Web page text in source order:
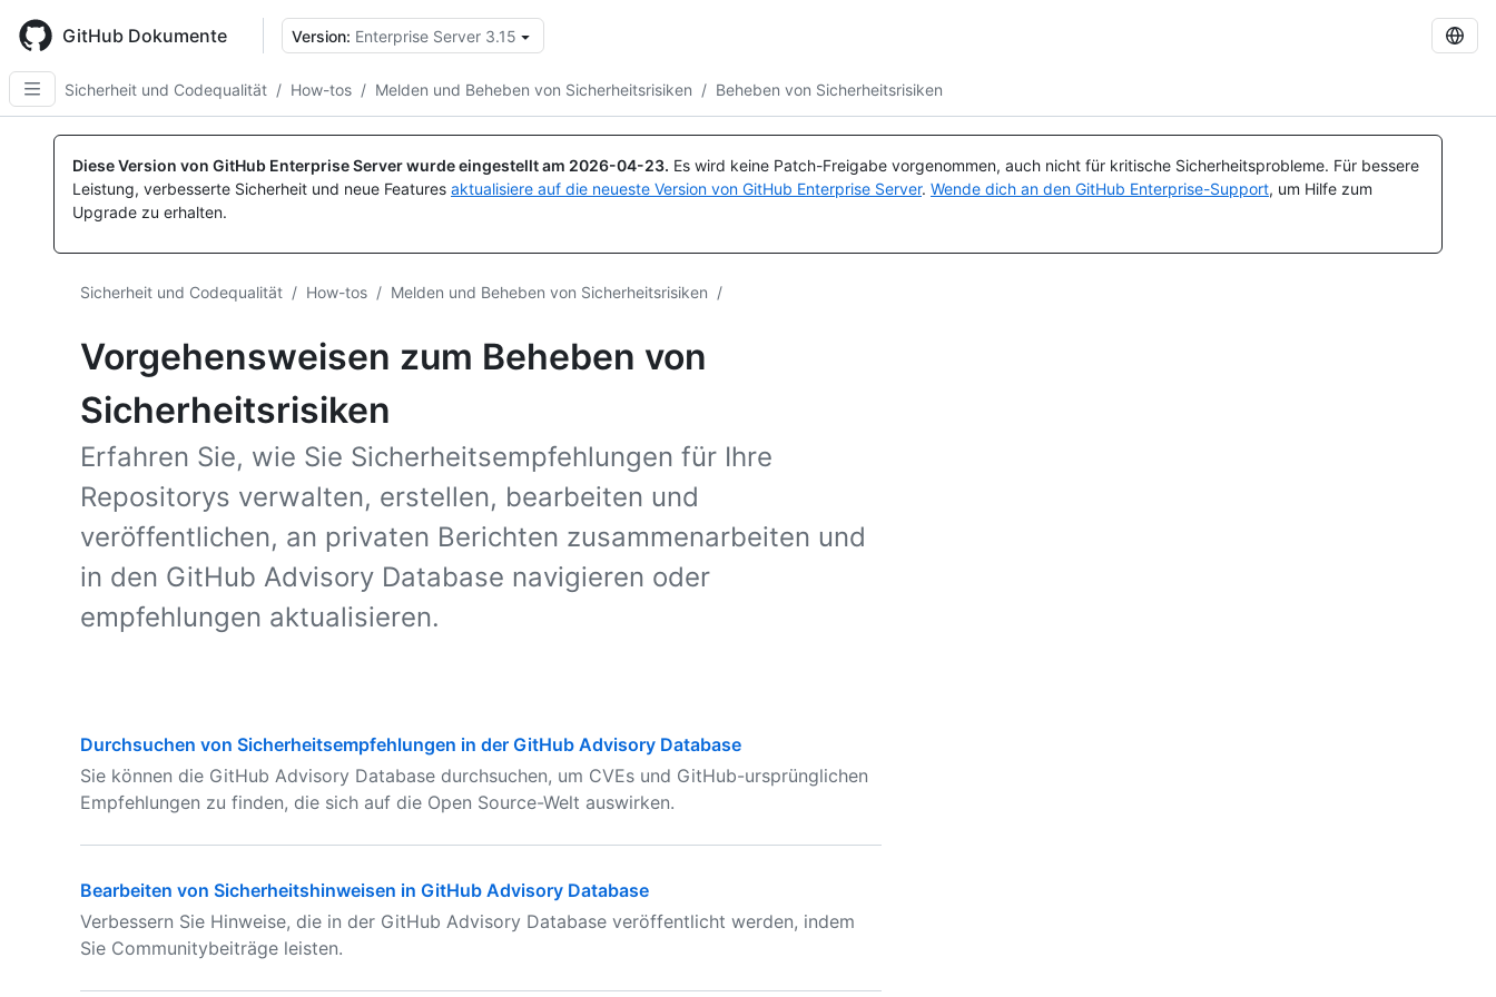
main
content
GitHub Dokumente Version: Enterprise Server 3.15
Sicherheit und Codequalität / How-tos / Melden und Beheben von Sicherheitsrisiken / Beheben von Sicherheitsrisiken
Diese Version von GitHub Enterprise Server wurde eingestellt am 2026-04-23. Es wird keine Patch-Freigabe vorgenommen, auch nicht für kritische Sicherheitsprobleme. Für bessere
Leistung, verbesserte Sicherheit und neue Features aktualisiere auf die neueste Version von GitHub Enterprise Server. Wende dich an den GitHub Enterprise-Support, um Hilfe zum
Upgrade zu erhalten.
Sicherheit und Codequalität / How-tos / Melden und Beheben von Sicherheitsrisiken /
Vorgehensweisen zum Beheben von
Sicherheitsrisiken
Erfahren Sie, wie Sie Sicherheitsempfehlungen für Ihre
Repositorys verwalten, erstellen, bearbeiten und
veröffentlichen, an privaten Berichten zusammenarbeiten und
in den GitHub Advisory Database navigieren oder
empfehlungen aktualisieren.
Durchsuchen von Sicherheitsempfehlungen in der GitHub Advisory Database
Sie können die GitHub Advisory Database durchsuchen, um CVEs und GitHub-ursprünglichen
Empfehlungen zu finden, die sich auf die Open Source-Welt auswirken.
Bearbeiten von Sicherheitshinweisen in GitHub Advisory Database
Verbessern Sie Hinweise, die in der GitHub Advisory Database veröffentlicht werden, indem
Sie Communitybeiträge leisten.